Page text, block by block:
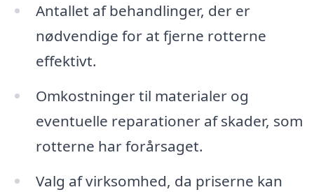
Antallet af behandlinger, der er
nødvendige for at fjerne rotterne
effektivt.
Omkostninger til materialer og
eventuelle reparationer af skader, som
rotterne har forårsaget.
Valg af virksomhed, da priserne kan